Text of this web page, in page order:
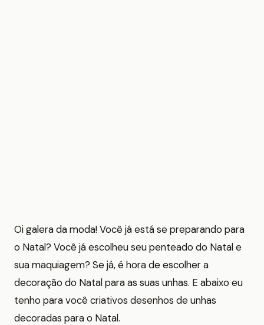
Oi galera da moda! Você já está se preparando para
o Natal? Você já escolheu seu penteado do Natal e
sua maquiagem? Se já, é hora de escolher a
decoração do Natal para as suas unhas. E abaixo eu
tenho para você criativos desenhos de unhas
decoradas para o Natal.